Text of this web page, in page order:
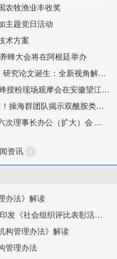
农牧渔业丰收奖
主题党日活动
术方案
蜂大会将在阿根廷举办
国内蜜蜂领域首篇《Nature》研究论文诞生：全新视角解读蜂王发育的“建筑密码”
“协同发展 双向增收”油菜蜜蜂授粉现场观摩会在安徽望江举办
《Science Bulletin》封面报道！操海群团队揭示双酰胺类杀虫剂影响蜜蜂蜂王生殖
中国养蜂学会召开第九届第六次理事长办公（扩大）会 锚定“十五五” 谋划蜂业高质量发展
资讯
办法》解读
民政部 中央社会工作部关于印发《社会组织评比表彰活动管理办法》的通知
构管理办法》解读
管理办法